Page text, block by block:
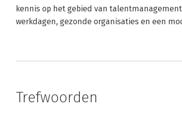
kennis op het gebied van
werkdagen, gezonde organisaties en een
Trefwoorden